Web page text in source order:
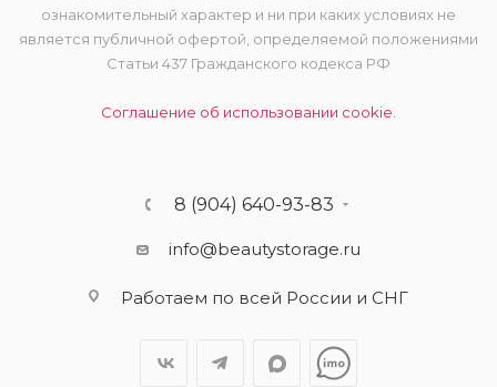
ознакомительный характер и ни при каких условиях не
является публичной офертой, определяемой положениями
Статьи 437 Гражданского кодекса РФ
Соглашение об использовании cookie.
8 (904) 640-93-83
info@beautystorage.ru
Работаем по всей России и СНГ